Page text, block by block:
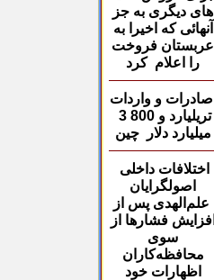
های دیگری به جز
آنهائی که اخیرا به
عربستان فروخت
را اعلام کرد
صادرات و واردات
3 تریلیارد و 800
میلیارد دلار
چین
اختلافات داخلی
اصولگرایان
علم‌الهدی پس از
افزایش فشار‌ها از
سوی
محافظه‌کاران
اظهارات خود